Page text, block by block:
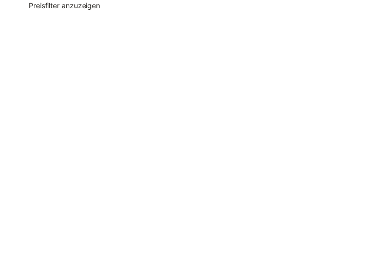
Preisfilter anzuzeigen